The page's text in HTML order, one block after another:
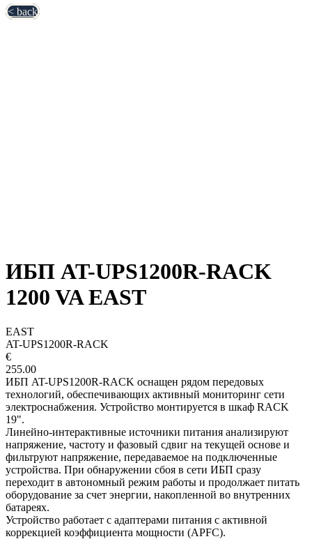
< back
ИБП AT-UPS1200R-RACK
1200 VA EAST
EAST
AT-UPS1200R-RACK
€
255.00
ИБП AT-UPS1200R-RACK оснащен рядом передовых
технологий, обеспечивающих активный мониторинг сети
электроснабжения. Устройство монтируется в шкаф RACK
19".
Линейно-интерактивные источники питания анализируют
напряжение, частоту и фазовый сдвиг на текущей основе и
фильтруют напряжение, передаваемое на подключенные
устройства. При обнаружении сбоя в сети ИБП сразу
переходит в автономный режим работы и продолжает питать
оборудование за счет энергии, накопленной во внутренних
батареях.
Устройство работает с адаптерами питания с активной
коррекцией коэффициента мощности (APFC).